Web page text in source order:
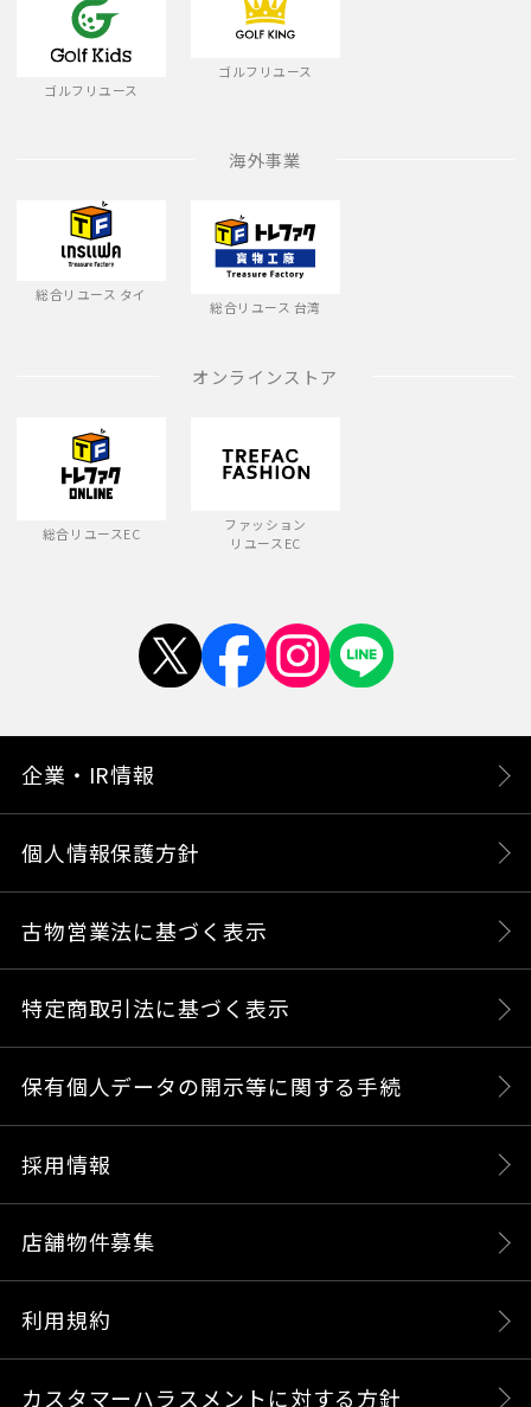
ゴルフリユース
ゴルフリユース
海外事業
総合リユース タイ
総合リユース 台湾
オンラインストア
総合リユースEC
ファッション
リユースEC
企業・IR情報
個人情報保護方針
古物営業法に基づく表示
特定商取引法に基づく表示
保有個人データの開示等に関する手続
採用情報
店舗物件募集
利用規約
カスタマーハラスメントに対する方針